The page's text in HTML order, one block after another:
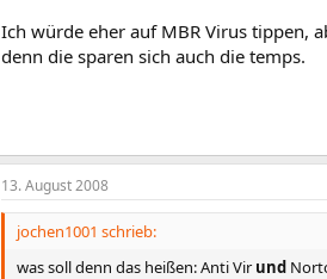
Ich würde eher auf MBR Virus tippen,
denn die sparen sich auch die temps.
13. August 2008
jochen1001 schrieb:
was soll denn das heißen: Anti Vir und